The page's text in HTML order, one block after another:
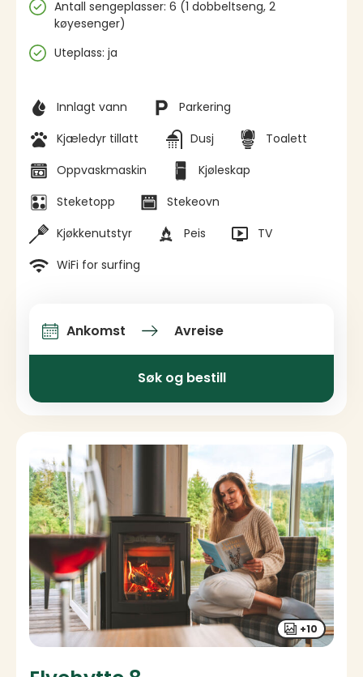
Antall sengeplasser: 6 (1 dobbeltseng, 2
køyesenger)
Uteplass: ja
Fasiliteter
Innlagt vann
Parkering
Kjæledyr tillatt
Dusj
Toalett
Oppvaskmaskin
Kjøleskap
Steketopp
Stekeovn
Kjøkkenutstyr
Peis
TV
WiFi for surfing
Ankomst og avreise
Ankomst Avreise
Søk og bestill
+10